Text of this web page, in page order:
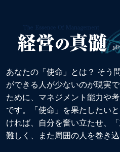
あなたの「使命」とは？ そう
ができる人が少ないのが現実
ために、マネジメント能力や
です。「使命」を果たしたい
ければ、自分を奮い立たせ、
難しく、また周囲の人を巻き